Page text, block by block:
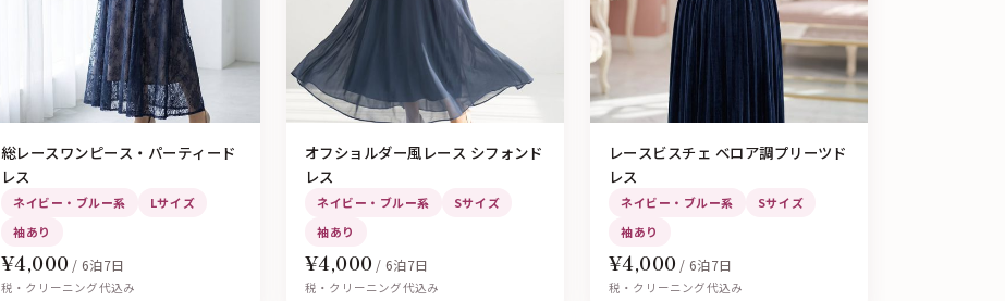
総レースワンピース・パーティード
レス
ネイビー・ブルー系
Lサイズ
袖あり
¥4,000 / 6泊7日
税・クリーニング代込み
オフショルダー風レース シフォンド
レス
ネイビー・ブルー系
Sサイズ
袖あり
¥4,000 / 6泊7日
税・クリーニング代込み
レースビスチェ ベロア調プリーツド
レス
ネイビー・ブルー系
Sサイズ
袖あり
¥4,000 / 6泊7日
税・クリーニング代込み